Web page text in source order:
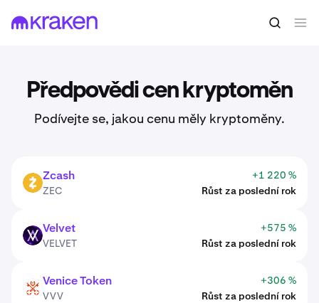
Předpovědi cen kryptoměn
Podívejte se, jakou cenu měly kryptoměny.
ZEC Zcash
ZEC Růst za poslední rok
+1 220 %
VELVETVelvet
VELVET Růst za poslední rok
+575 %
VVV Venice Token
VVV Růst za poslední rok
+306 %